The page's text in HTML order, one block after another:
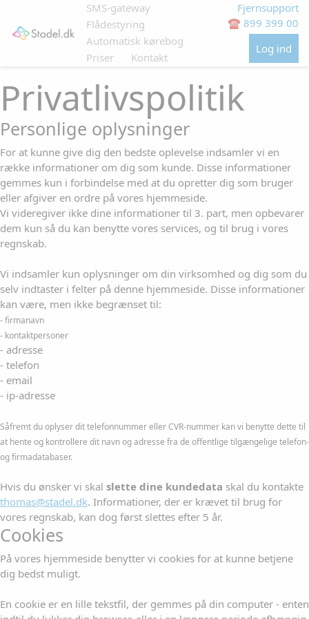
SMS-gateway
Flådestyring
Automatisk kørebog
Priser
Kontakt
Fjernsupport
☎ 899 399 00
Log ind
Privatlivspolitik
Personlige oplysninger
For at kunne give dig den bedste oplevelse indsamler vi en
række informationer om dig som kunde. Disse informationer
gemmes kun i forbindelse med at du opretter dig som bruger
eller afgiver en ordre på vores hjemmeside.
Vi videregiver ikke dine informationer til 3. part, men opbevarer
dem kun så du kan benytte vores services, og til brug i vores
regnskab.
Vi indsamler kun oplysninger om din virksomhed og dig som du
selv indtaster i felter på denne hjemmeside. Disse informationer
kan være, men ikke begrænset til:
- firmanavn
- kontaktpersoner
- adresse
- telefon
- email
- ip-adresse
Såfremt du oplyser dit telefonnummer eller CVR-nummer kan vi benytte dette til
at hente og kontrollere dit navn og adresse fra de offentlige tilgængelige telefon-
og firmadatabaser.
Hvis du ønsker vi skal slette dine kundedata skal du kontakte
thomas@stadel.dk. Informationer, der er krævet til brug for
vores regnskab, kan dog først slettes efter 5 år.
Cookies
På vores hjemmeside benytter vi cookies for at kunne betjene
dig bedst muligt.
En cookie er en lille tekstfil, der gemmes på din computer - enten